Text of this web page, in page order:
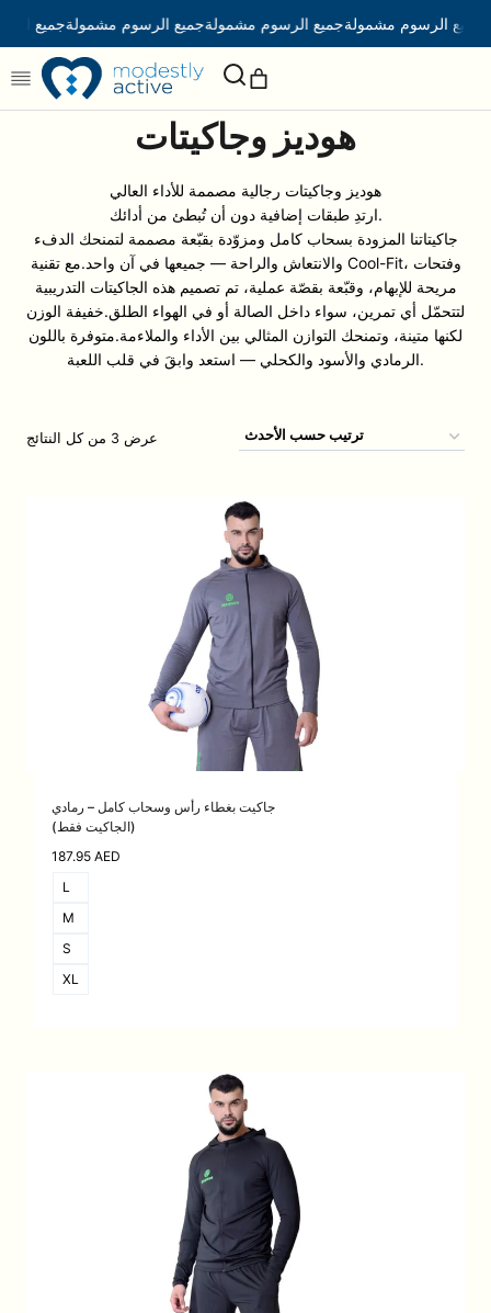
المحتوى
جميعجميع الرسوم مشمولةجميع الرسوم مشمولةجميع الرسوم مشمولة
هوديز وجاكيتات
هوديز وجاكيتات رجالية مصممة للأداء العالي
ارتدِ طبقات إضافية دون أن تُبطئ من أدائك.
جاكيتاتنا المزودة بسحاب كامل ومزوّدة بقبّعة مصممة لتمنحك الدفء
والانتعاش والراحة — جميعها في آن واحد.مع تقنية Cool-Fit، وفتحات
مريحة للإبهام، وقبّعة بقصّة عملية، تم تصميم هذه الجاكيتات التدريبية
لتتحمّل أي تمرين، سواء داخل الصالة أو في الهواء الطلق.خفيفة الوزن
لكنها متينة، وتمنحك التوازن المثالي بين الأداء والملاءمة.متوفرة باللون
الرمادي والأسود والكحلي — استعد وابقَ في قلب اللعبة.
عرض ⁦3⁩ من كل النتائج
جاكيت بغطاء رأس وسحاب كامل – رمادي
(الجاكيت فقط)
187.95 AED
L
M
S
XL
عربة تسوقك (العناصر: 0)
المنتجات
التسوق
عرض عربة التسوق الخاصة بي
الانتقال إلى إجراءات السداد